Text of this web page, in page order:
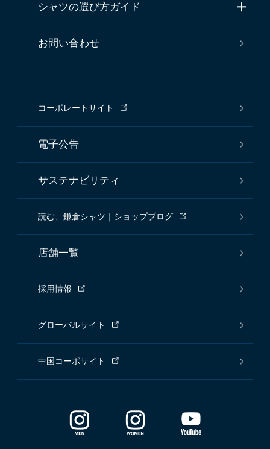
シャツの選び方ガイド
お問い合わせ
コーポレートサイト
電子公告
サステナビリティ
読む、鎌倉シャツ｜ショップブログ
店舗一覧
採用情報
グローバルサイト
中国コーポサイト